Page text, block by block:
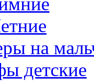
на
детские